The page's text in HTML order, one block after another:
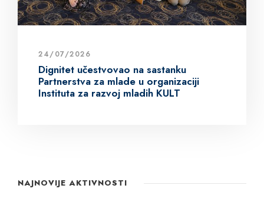
24/07/2026
Dignitet učestvovao na sastanku
Partnerstva za mlade u organizaciji
Instituta za razvoj mladih KULT
NAJNOVIJE AKTIVNOSTI